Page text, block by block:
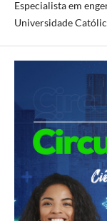
Especialista em
Universidade